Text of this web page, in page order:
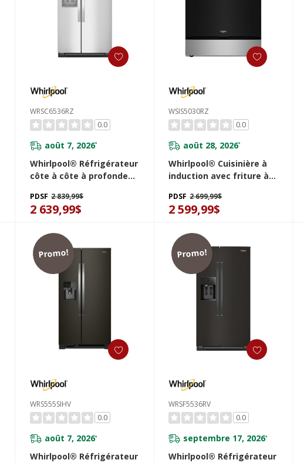
WRSC6536RZ
0.0
août 7, 2026*
Whirlpool® Réfrigérateur
côte à côte à profondeur
préparation et de
rangement - 36 pi cu
PDSF 2 839,99$
2 639,99$
WSIS5030RZ
0.0
août 28, 2026*
Whirlpool® Cuisinière à
induction avec friture à
30 po WSIS5030RZ
PDSF 2 699,99$
2 599,99$
Promo!
WRS555SIHV
0.0
août 7, 2026*
Whirlpool® Réfrigérateur
Promo!
WRSF5536RV
0.0
septembre 17, 2026*
Whirlpool® Réfrigérateur